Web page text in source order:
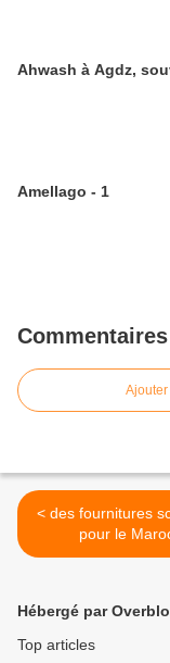
Ahwash à Agdz,
Amellago - 1
Commentaires
< des fournitures scolaires
pour le
Hébergé par
Top articles